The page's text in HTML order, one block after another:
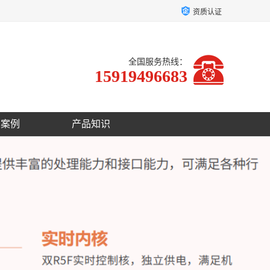
资质认证
全国服务热线：
15919496683
例 产品知识